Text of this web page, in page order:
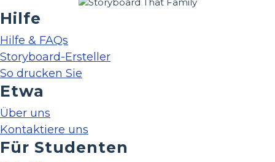
Hilfe
Hilfe & FAQs
Storyboard-Ersteller
So drucken Sie
Etwa
Über uns
Kontaktiere uns
Für Studenten